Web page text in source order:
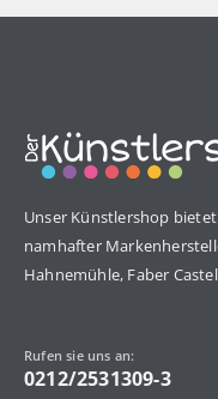
Unser Künstlershop
namhafter
Hahnemühle, Faber
Rufen sie uns an:
0212/2531309-3